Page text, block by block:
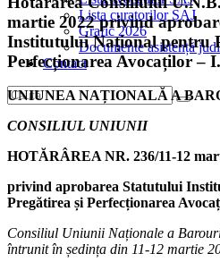
Lista curatorilor SAJ
Grafic 2026
Documente asistență
Contact
martie 2022 privind
Institutului Național pentru
Perfecționarea Avocaților –
UNIUNEA NAȚIONALĂ A
CONSILIUL UNIUNII
HOTĂRÂREA NR. 236/11-12
privind aprobarea Statutului
Pregătirea și Perfecționarea
Consiliul Uniunii Naționale a
întrunit în ședința din 11-12 martie